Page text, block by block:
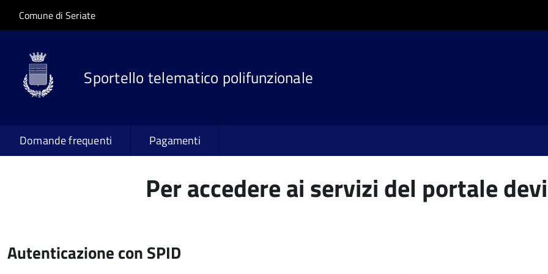
Salta al contenuto principale
Skip to site navigation
Comune di Seriate
Sportello telematico polifunzionale
Domande frequenti Pagamenti
Per accedere ai servizi del portale
Autenticazione con SPID